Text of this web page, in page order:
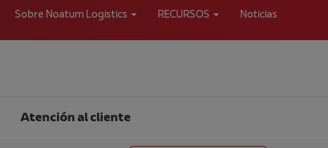
Sobre Noatum Logistics RECURSOS Noticias
Atención al cliente